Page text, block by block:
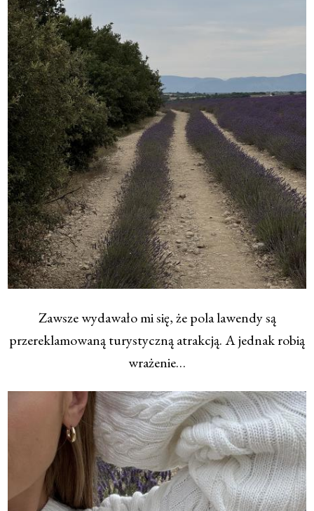
Zawsze wydawało mi się, że pola lawendy są
przereklamowaną turystyczną atrakcją. A jednak robią
wrażenie…